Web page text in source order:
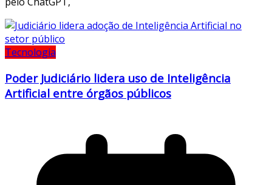
Tecnologia
Poder Judiciário lidera uso de Inteligência
Artificial entre órgãos públicos